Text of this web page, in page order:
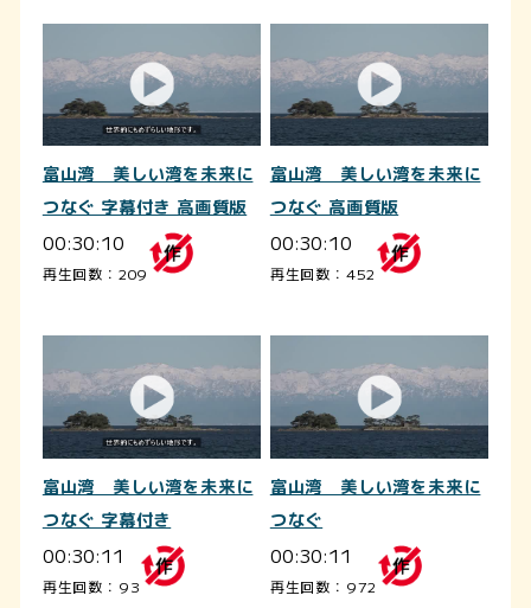
富山湾 美しい湾を未来に
つなぐ 字幕付き 高画質版
00:30:10
再生回数：209
富山湾 美しい湾を未来に
つなぐ 高画質版
00:30:10
再生回数：452
富山湾 美しい湾を未来に
つなぐ 字幕付き
00:30:11
再生回数：93
富山湾 美しい湾を未来に
つなぐ
00:30:11
再生回数：972